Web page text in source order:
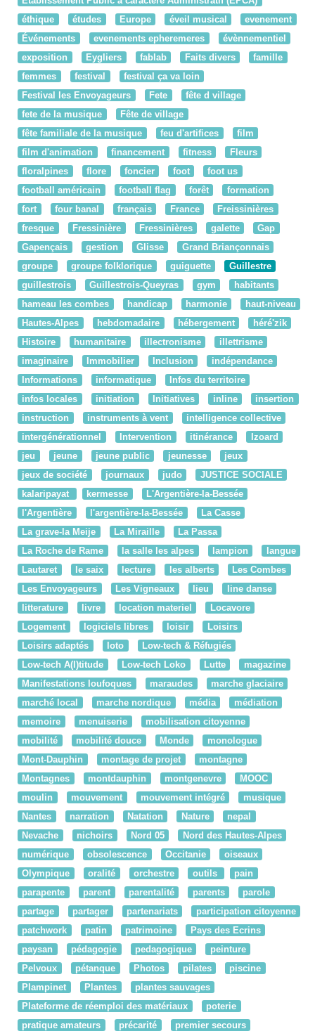
éthique
études Europe éveil musical
evenement
Événements
evenements epheremeres
évènnementiel
exposition
Eygliers fablab Faits divers
famille
femmes
festival
festival ça va loin
Festival les Envoyageurs
Fete
fête d village
fete de la musique
Fête de village
fête familiale de la musique
feu d'artifices
film
film d'animation
financement fitness
Fleurs
floralpines
flore foncier foot
foot us
football américain
football flag forêt
formation
fort
four banal français France
Freissinières
fresque
Fressinière Fressinières galette
Gap
Gapençais
gestion Glisse
Grand Briançonnais
groupe
groupe folklorique guiguette
Guillestre
guillestrois
Guillestrois-Queyras gym
habitants
hameau les combes
handicap harmonie
haut-niveau
Hautes-Alpes
hebdomadaire hébergement
héré'zik
Histoire
humanitaire illectronisme
illettrisme
imaginaire
Immobilier Inclusion
indépendance
Informations
informatique
Infos du territoire
infos locales
initiation Initiatives inline
insertion
instruction
instruments à vent
intelligence collective
intergénérationnel
Intervention itinérance
Izoard
jeu
jeune jeune public jeunesse
jeux
jeux de société
journaux judo
JUSTICE SOCIALE
kalaripayat
kermesse
L'Argentière-la-Bessée
l'Argentière
l'argentière-la-Bessée
La Casse
La grave-la Meije
La Miraille
La Passa
La Roche de Rame
la salle les alpes lampion
langue
Lautaret
le saix lecture les alberts
Les Combes
Les Envoyageurs
Les Vigneaux lieu
line danse
litterature
livre location materiel
Locavore
Logement
logiciels libres loisir
Loisirs
Loisirs adaptés
loto
Low-tech & Réfugiés
Low-tech A(l)titude
Low-tech Loko Lutte
magazine
Manifestations loufoques
maraudes
marche glaciaire
marché local
marche nordique média
médiation
memoire
menuiserie
mobilisation citoyenne
mobilité
mobilité douce Monde
monologue
Mont-Dauphin
montage de projet
montagne
Montagnes
montdauphin montgenevre
MOOC
moulin
mouvement mouvement intégré
musique
Nantes
narration Natation Nature
nepal
Nevache
nichoirs Nord 05
Nord des Hautes-Alpes
numérique
obsolescence Occitanie
oiseaux
Olympique
oralité orchestre outils
pain
parapente
parent parentalité parents
parole
partage
partager partenariats
participation citoyenne
patchwork
patin patrimoine
Pays des Ecrins
paysan
pédagogie pedagogique
peinture
Pelvoux
pétanque Photos pilates
piscine
Plampinet
Plantes
plantes sauvages
Plateforme de réemploi des matériaux
poterie
pratique amateurs
précarité
premier secours